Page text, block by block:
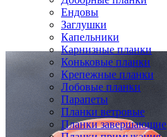
Ендовы
Заглушки
Капельники
Карнизные планки
Коньковые планки
Крепежные планки
Лобовые планки
Парапеты
Планки ветровые
Планки завершающие